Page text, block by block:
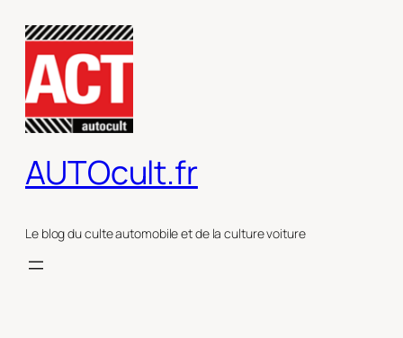
contenu
AUTOcult.fr
Le blog du culte automobile et de la culture voiture